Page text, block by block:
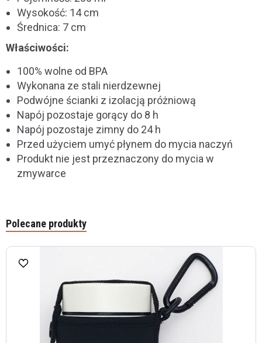
Wysokość: 14 cm
Średnica: 7 cm
Właściwości:
100% wolne od BPA
Wykonana ze stali nierdzewnej
Podwójne ścianki z izolacją próżniową
Napój pozostaje gorący do 8 h
Napój pozostaje zimny do 24 h
Przed użyciem umyć płynem do mycia naczyń
Produkt nie jest przeznaczony do mycia w
zmywarce
Polecane produkty